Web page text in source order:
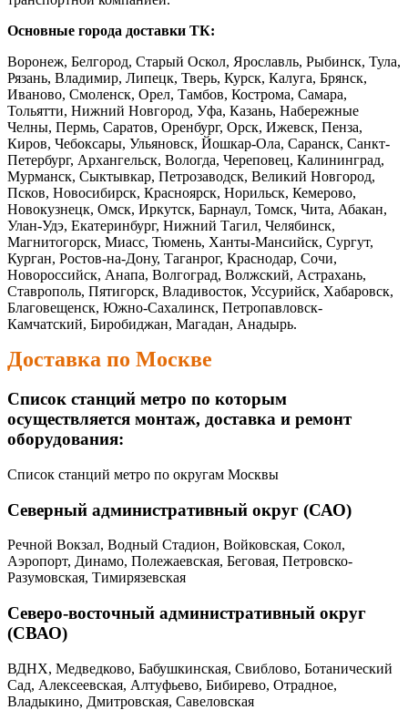
Основные города доставки ТК:
Воронеж, Белгород, Старый Оскол, Ярославль, Рыбинск, Тула,
Рязань, Владимир, Липецк, Тверь, Курск, Калуга, Брянск,
Иваново, Смоленск, Орел, Тамбов, Кострома, Самара,
Тольятти, Нижний Новгород, Уфа, Казань, Набережные
Челны, Пермь, Саратов, Оренбург, Орск, Ижевск, Пенза,
Киров, Чебоксары, Ульяновск, Йошкар-Ола, Саранск, Санкт-
Петербург, Архангельск, Вологда, Череповец, Калининград,
Мурманск, Сыктывкар, Петрозаводск, Великий Новгород,
Псков, Новосибирск, Красноярск, Норильск, Кемерово,
Новокузнецк, Омск, Иркутск, Барнаул, Томск, Чита, Абакан,
Улан-Удэ, Екатеринбург, Нижний Тагил, Челябинск,
Магнитогорск, Миасс, Тюмень, Ханты-Мансийск, Сургут,
Курган, Ростов-на-Дону, Таганрог, Краснодар, Сочи,
Новороссийск, Анапа, Волгоград, Волжский, Астрахань,
Ставрополь, Пятигорск, Владивосток, Уссурийск, Хабаровск,
Благовещенск, Южно-Сахалинск, Петропавловск-
Камчатский, Биробиджан, Магадан, Анадырь.
Доставка по Москве
Список станций метро по которым
осуществляется монтаж, доставка и ремонт
оборудования:
Список станций метро по округам Москвы
Северный административный округ (САО)
Речной Вокзал, Водный Стадион, Войковская, Сокол,
Аэропорт, Динамо, Полежаевская, Беговая, Петровско-
Разумовская, Тимирязевская
Северо-восточный административный округ
(СВАО)
ВДНХ, Медведково, Бабушкинская, Свиблово, Ботанический
Сад, Алексеевская, Алтуфьево, Бибирево, Отрадное,
Владыкино, Дмитровская, Савеловская